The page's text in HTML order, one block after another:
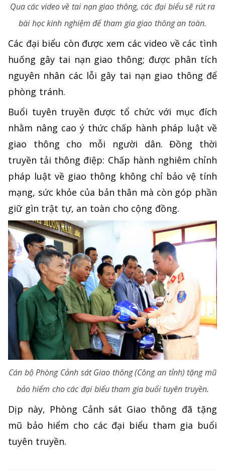
Qua các video về tai nạn giao thông, các đại biểu sẽ rút ra
bài học kinh nghiệm để tham gia giao thông an toàn.
Các đại biểu còn được xem các video về các tình
huống gây tai nạn giao thông; được phân tích
nguyên nhân các lỗi gây tai nạn giao thông để
phòng tránh.
Buổi tuyên truyền được tổ chức với mục đích
nhằm nâng cao ý thức chấp hành pháp luật về
giao thông cho mỗi người dân. Đồng thời
truyền tải thông điệp: Chấp hành nghiêm chỉnh
pháp luật về giao thông không chỉ bảo vệ tính
mạng, sức khỏe của bản thân mà còn góp phần
giữ gìn trật tự, an toàn cho cộng đồng.
Cán bộ Phòng Cảnh sát Giao thông (Công an tỉnh) tặng mũ
bảo hiểm cho các đại biểu tham gia buổi tuyên truyền.
Dịp này, Phòng Cảnh sát Giao thông đã tặng
mũ bảo hiểm cho các đại biểu tham gia buổi
tuyên truyền.